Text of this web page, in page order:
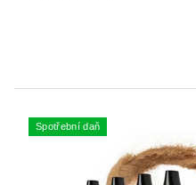
Spotřební daň